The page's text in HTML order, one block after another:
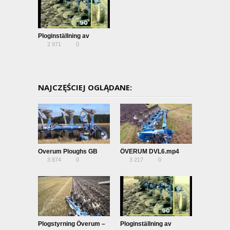
Ploginställning av
Överum växelplogar
2 971 0
NAJCZĘŚCIEJ OGLĄDANE:
Overum Ploughs GB
streaming
3 874 0
ÖVERUM DVL6.mp4
3 217 0
Plogstyrning Överum –
Ploginställning av